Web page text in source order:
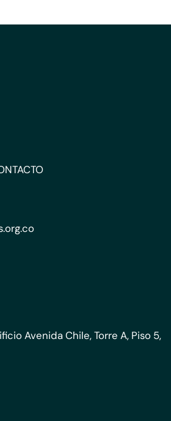
Avenida Chile, Torre A, Piso 5,